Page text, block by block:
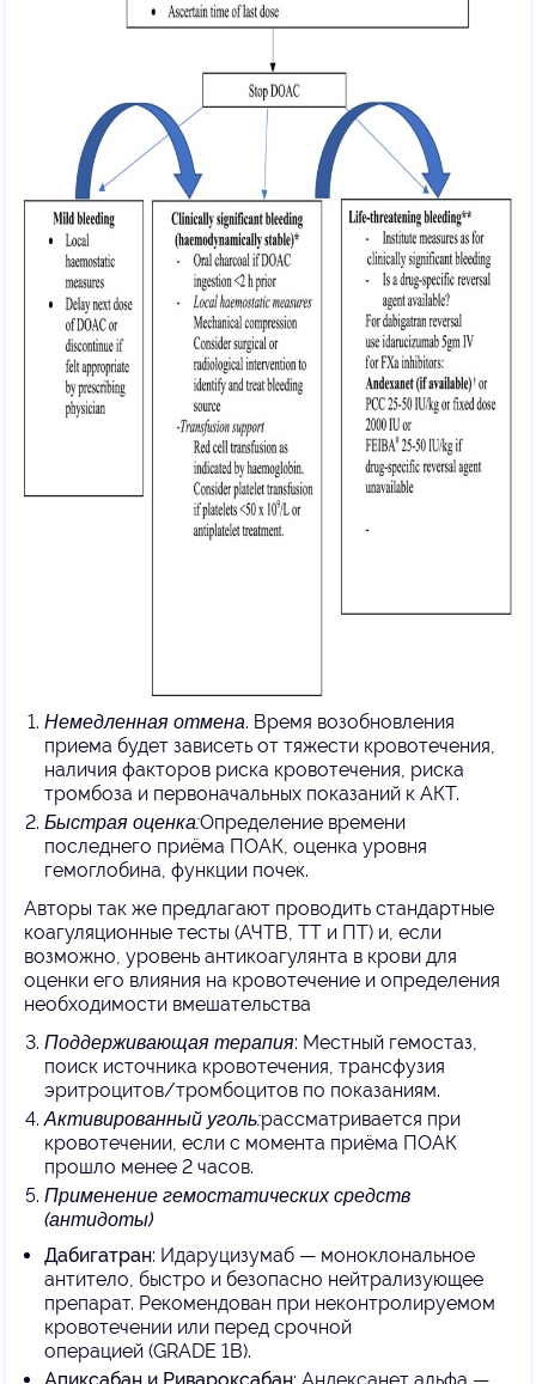
Немедленная отмена. Время возобновления
приема будет зависеть от тяжести кровотечения,
наличия факторов риска кровотечения, риска
тромбоза и первоначальных показаний к АКТ.
Быстрая оценка:Определение времени
последнего приёма ПОАК, оценка уровня
гемоглобина, функции почек.
Авторы так же предлагают проводить стандартные
коагуляционные тесты (АЧТВ, ТТ и ПТ) и, если
возможно, уровень антикоагулянта в крови для
оценки его влияния на кровотечение и определения
необходимости вмешательства
Поддерживающая терапия: Местный гемостаз,
поиск источника кровотечения, трансфузия
эритроцитов/тромбоцитов по показаниям.
Активированный уголь:рассматривается при
кровотечении, если с момента приёма ПОАК
прошло менее 2 часов.
Применение гемостатических средств
(антидоты)
Дабигатран: Идаруцизумаб — моноклональное
антитело, быстро и безопасно нейтрализующее
препарат. Рекомендован при неконтролируемом
кровотечении или перед срочной
операцией (GRADE 1B).